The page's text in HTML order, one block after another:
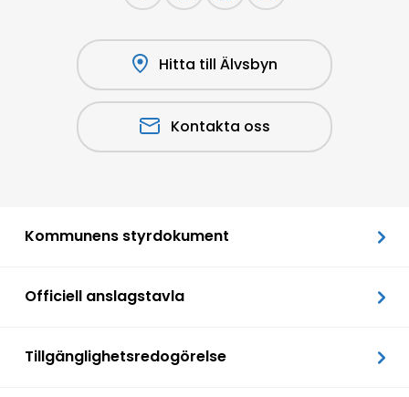
Hitta till Älvsbyn
Kontakta oss
Kommunens styrdokument
Officiell anslagstavla
Tillgänglighetsredogörelse